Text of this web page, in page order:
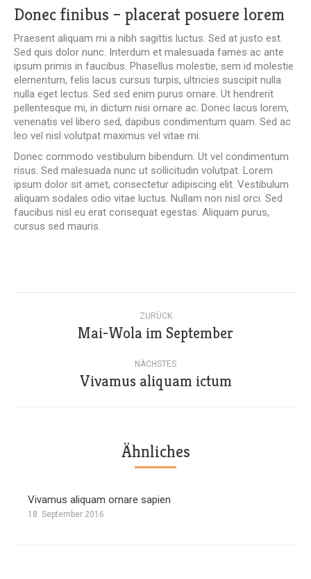
Donec finibus – placerat posuere lorem
Praesent aliquam mi a nibh sagittis luctus. Sed at justo est.
Sed quis dolor nunc. Interdum et malesuada fames ac ante
ipsum primis in faucibus. Phasellus molestie, sem id molestie
elementum, felis lacus cursus turpis, ultricies suscipit nulla
nulla eget lectus. Sed sed enim purus ornare. Ut hendrerit
pellentesque mi, in dictum nisi ornare ac. Donec lacus lorem,
venenatis vel libero sed, dapibus condimentum quam. Sed ac
leo vel nisl volutpat maximus vel vitae mi.
Donec commodo vestibulum bibendum. Ut vel condimentum
risus. Sed malesuada nunc ut sollicitudin volutpat. Lorem
ipsum dolor sit amet, consectetur adipiscing elit. Vestibulum
aliquam sodales odio vitae luctus. Nullam non nisl orci. Sed
faucibus nisl eu erat consequat egestas. Aliquam purus,
cursus sed mauris.
Kommentarnavigation
ZURÜCK
Vorheriger
Beitrag:
Mai-Wola im September
NÄCHSTES
Nächster
Beitrag:
Vivamus aliquam ictum
Ähnliches
Vivamus aliquam ornare sapien
18. September 2016